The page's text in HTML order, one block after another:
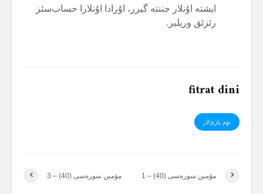
ایشتە اۇنلار جننتە گیرر، اۇرادا اۇنلارا حساب‌سئز
رئزئق وریلیر.
fitrat dini
تۆم یازئ‌لار
مۆمین سورەسی (40) – 3 مۆمین سورەسی (40) – 1